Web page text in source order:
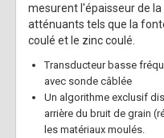
mesurent l'épaisseur de
atténuants tels que la
coulé et le zinc coulé.
Transducteur basse
avec sonde câblée
Un algorithme exclusif
arrière du bruit de grain
les matériaux moulés.